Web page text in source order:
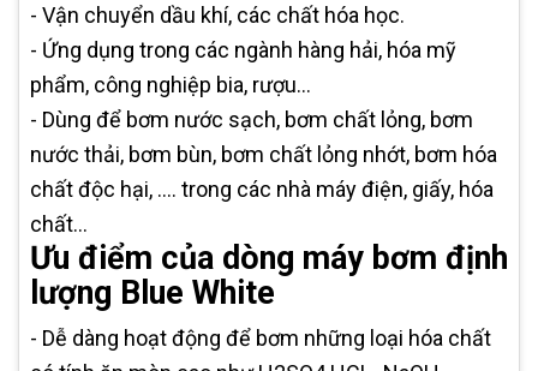
- Vận chuyển dầu khí, các chất hóa học.
- Ứng dụng trong các ngành hàng hải, hóa mỹ
phẩm, công nghiệp bia, rượu...
- Dùng để bơm nước sạch, bơm chất lỏng, bơm
nước thải, bơm bùn, bơm chất lỏng nhớt, bơm hóa
chất độc hại, .... trong các nhà máy điện, giấy, hóa
chất...
Ưu điểm của dòng máy bơm định
lượng Blue White
- Dễ dàng hoạt động để bơm những loại hóa chất